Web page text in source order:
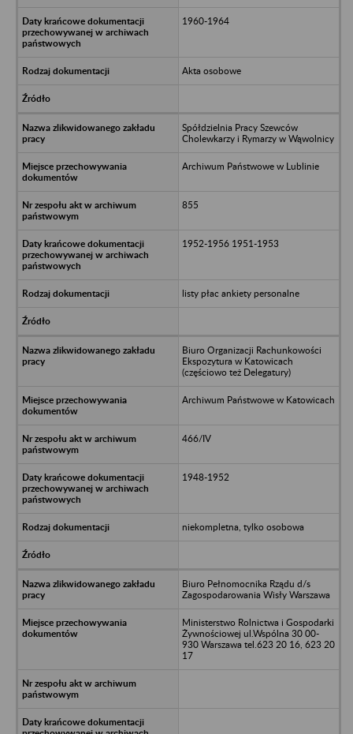
1960-1964
Akta osobowe
Spółdzielnia Pracy Szewców
Cholewkarzy i Rymarzy w Wąwolnicy
Archiwum Państwowe w Lublinie
855
1952-1956 1951-1953
listy płac ankiety personalne
Biuro Organizacji Rachunkowości
Ekspozytura w Katowicach
(częściowo też Delegatury)
Archiwum Państwowe w Katowicach
466/IV
1948-1952
niekompletna, tylko osobowa
Biuro Pełnomocnika Rządu d/s
Zagospodarowania Wisły Warszawa
Ministerstwo Rolnictwa i Gospodarki
Żywnościowej ul.Wspólna 30 00-
930 Warszawa tel.623 20 16, 623 20
17